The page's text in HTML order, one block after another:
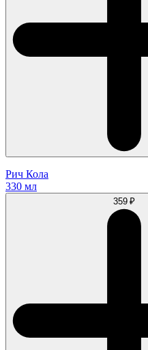
Рич Кола
330 мл
359 ₽